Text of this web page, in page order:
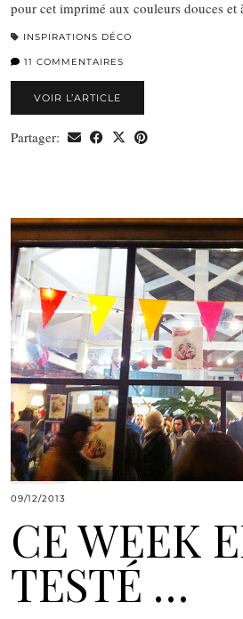
pour cet imprimé aux couleurs douces
INSPIRATIONS DÉCO
11 COMMENTAIRES
VOIR L’ARTICLE
Partager:
09/12/2013
CE WEEK
TESTÉ …